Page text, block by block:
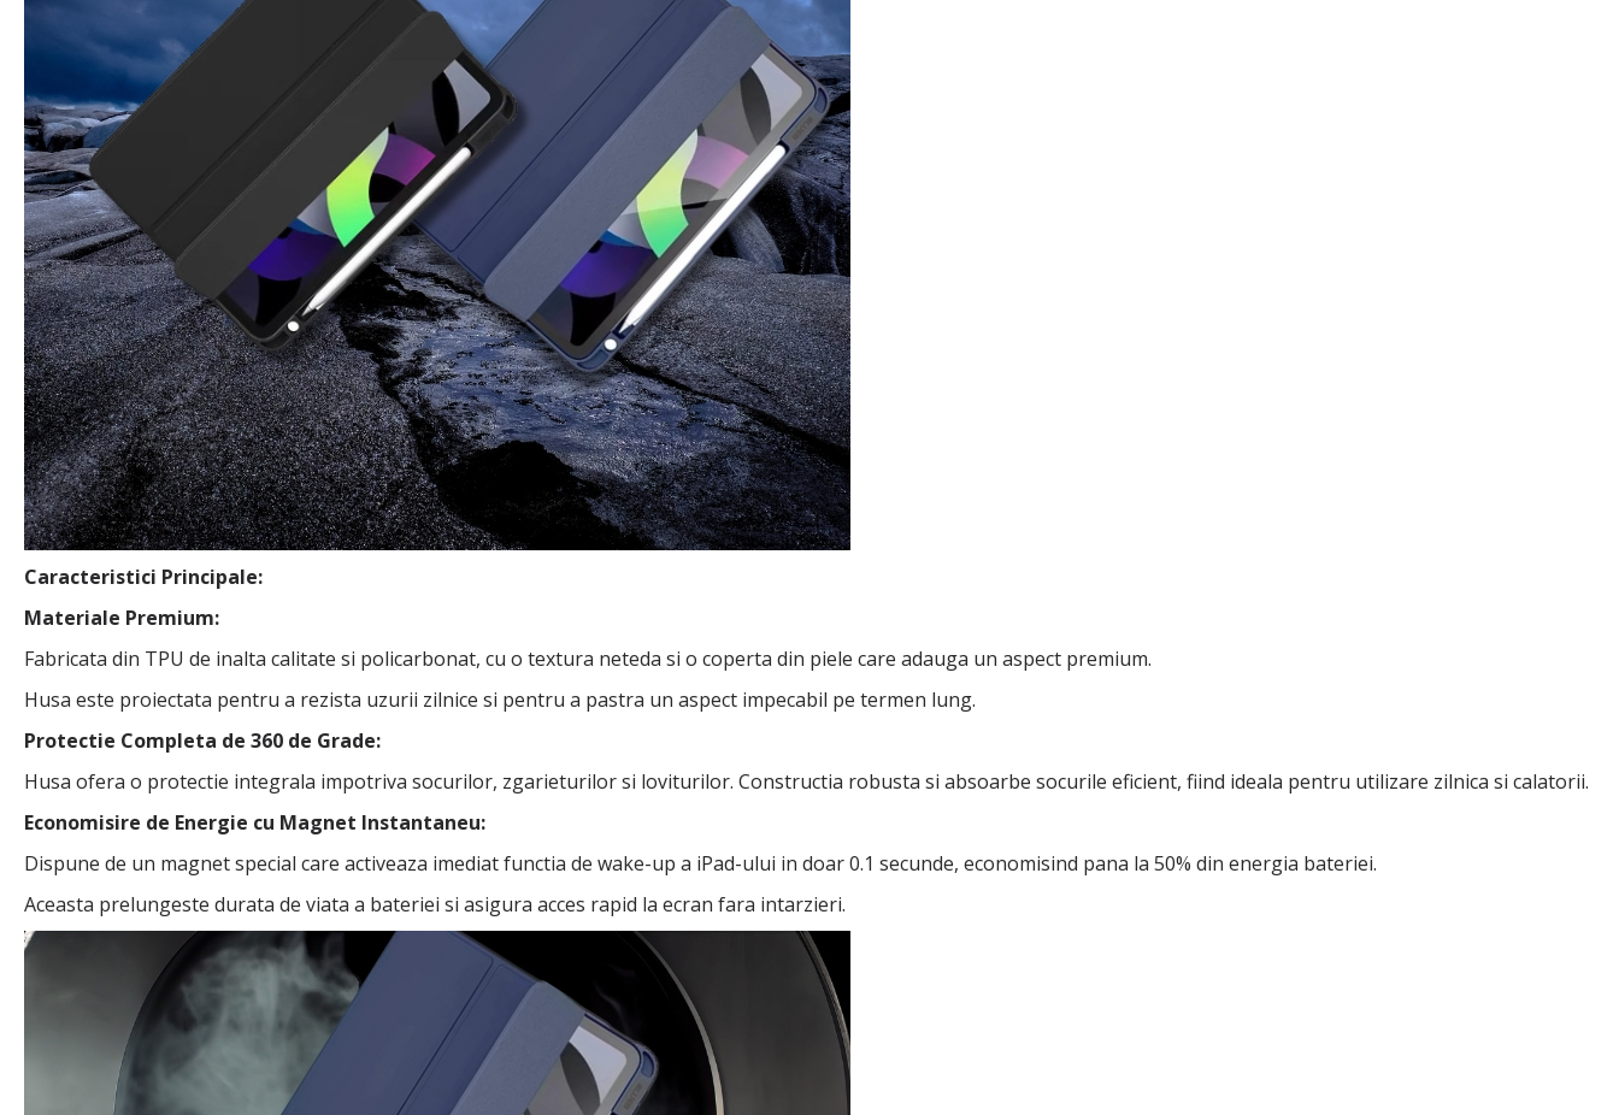
Caracteristici Principale:
Materiale Premium:
Fabricata din TPU de inalta calitate si policarbonat, cu o textura neteda si o coperta din piele care adauga un aspect premium.
Husa este proiectata pentru a rezista uzurii zilnice si pentru a pastra un aspect impecabil pe termen lung.
Protectie Completa de 360 de Grade:
Husa ofera o protectie integrala impotriva socurilor, zgarieturilor si loviturilor. Constructia robusta si absoarbe socurile eficient, fiind ideala pentru utilizare zilnica si calatorii.
Economisire de Energie cu Magnet Instantaneu:
Dispune de un magnet special care activeaza imediat functia de wake-up a iPad-ului in doar 0.1 secunde, economisind pana la 50% din energia bateriei.
Aceasta prelungeste durata de viata a bateriei si asigura acces rapid la ecran fara intarzieri.